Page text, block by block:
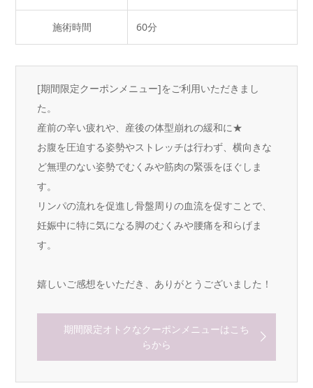
施術時間 60分
[期間限定クーポンメニュー]をご利用いただきまし
た。
産前の辛い疲れや、産後の体型崩れの緩和に★
お腹を圧迫する姿勢やストレッチは行わず、横向きな
ど無理のない姿勢でむくみや筋肉の緊張をほぐしま
す。
リンパの流れを促進し骨盤周りの血流を促すことで、
妊娠中に特に気になる脚のむくみや腰痛を和らげま
す。
嬉しいご感想をいただき、ありがとうございました！
期間限定オトクなクーポンメニューはこち
らから